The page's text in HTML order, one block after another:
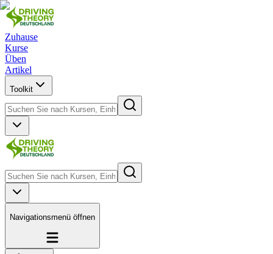
Zuhause
Kurse
Üben
Artikel
Toolkit
Navigationsmenü öffnen